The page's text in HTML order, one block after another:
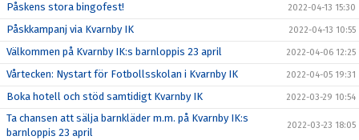
Påskens stora bingofest! 2022-04-13 15:30
Påskkampanj via Kvarnby IK 2022-04-13 10:55
Välkommen på Kvarnby IK:s barnloppis 23 april 2022-04-06 12:25
Vårtecken: Nystart för Fotbollsskolan i Kvarnby IK 2022-04-05 19:31
Boka hotell och stöd samtidigt Kvarnby IK 2022-03-29 10:54
Ta chansen att sälja barnkläder m.m. på Kvarnby IK:s
barnloppis 23 april
2022-03-23 18:05